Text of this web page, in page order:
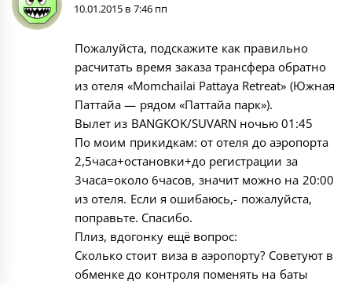
10.01.2015 в 7:46 пп
Пожалуйста, подскажите как правильно
расчитать время заказа трансфера обратно
из отеля «Momchailai Pattaya Retreat» (Южная
Паттайа — рядом «Паттайа парк»).
Вылет из BANGKOK/SUVARN ночью 01:45
По моим прикидкам: от отеля до аэропорта
2,5часа+остановки+до регистрации за
3часа=около 6часов, значит можно на 20:00
из отеля. Если я ошибаюсь,- пожалуйста,
поправьте. Спасибо.
Плиз, вдогонку ещё вопрос:
Сколько стоит виза в аэропорту? Советуют в
обменке до контроля поменять на баты